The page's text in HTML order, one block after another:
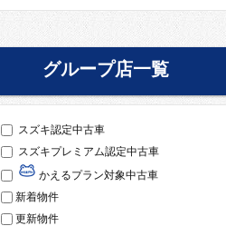
グループ店一覧
スズキ認定中古車
スズキプレミアム認定中古車
かえるプラン対象中古車
新着物件
更新物件